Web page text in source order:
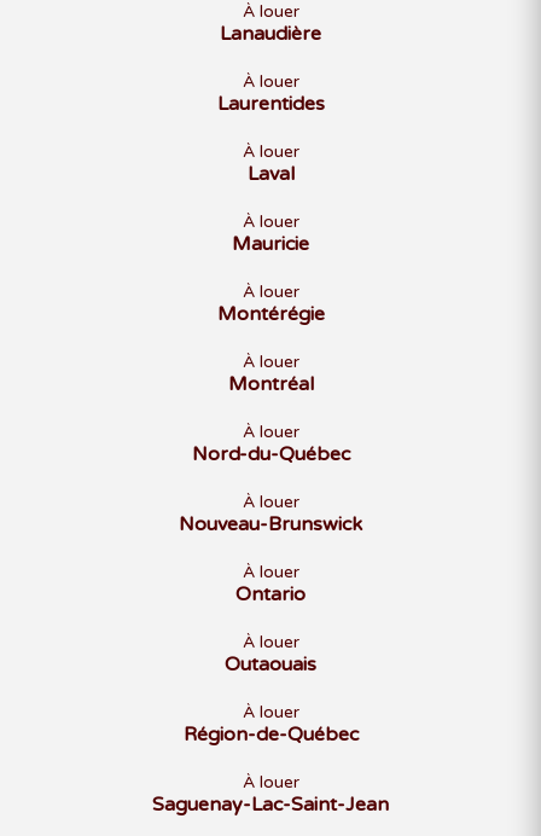
À louer
Lanaudière
À louer
Laurentides
À louer
Laval
À louer
Mauricie
À louer
Montérégie
À louer
Montréal
À louer
Nord-du-Québec
À louer
Nouveau-Brunswick
À louer
Ontario
À louer
Outaouais
À louer
Région-de-Québec
À louer
Saguenay-Lac-Saint-Jean